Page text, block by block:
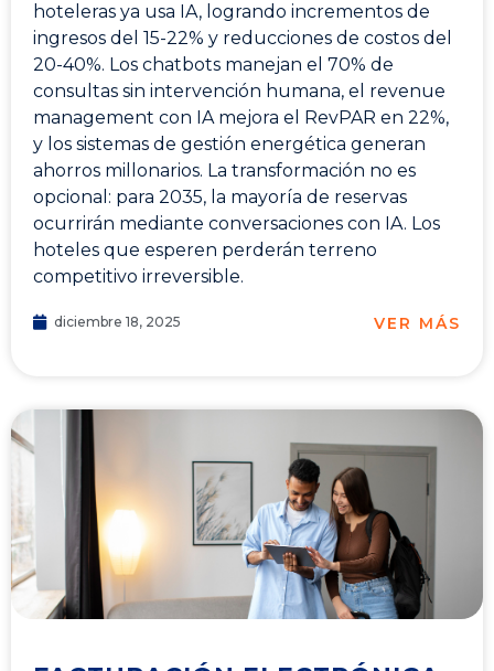
hoteleras ya usa IA, logrando incrementos de
ingresos del 15-22% y reducciones de costos del
20-40%. Los chatbots manejan el 70% de
consultas sin intervención humana, el revenue
management con IA mejora el RevPAR en 22%,
y los sistemas de gestión energética generan
ahorros millonarios. La transformación no es
opcional: para 2035, la mayoría de reservas
ocurrirán mediante conversaciones con IA. Los
hoteles que esperen perderán terreno
competitivo irreversible.
diciembre 18, 2025 VER MÁS